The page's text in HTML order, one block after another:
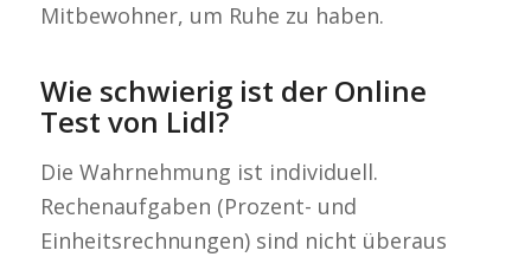
Mitbewohner, um Ruhe zu haben.
Wie schwierig ist der Online
Test von Lidl?
Die Wahrnehmung ist individuell.
Rechenaufgaben (Prozent- und
Einheitsrechnungen) sind nicht überaus